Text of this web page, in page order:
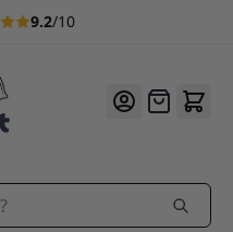
9.2/10
Offerte